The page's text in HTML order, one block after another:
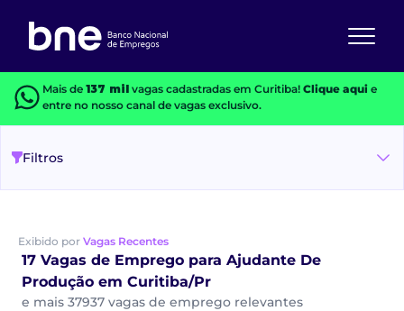
Mais de 137 milvagas cadastradas em Curitiba! Clique aquie
entre no nosso canal de vagas exclusivo.
Filtros
Exibido por Vagas Recentes
17 Vagas de Emprego para Ajudante De
Produção em Curitiba/Pr
e mais 37937 vagas de emprego relevantes